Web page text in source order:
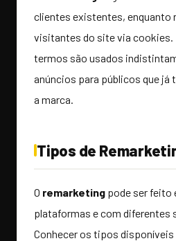
clientes existentes, enquanto
visitantes do site via cookies.
termos são usados
anúncios para públicos que
a marca.
Tipos de
O remarketing pode ser feito
plataformas e com diferentes
Conhecer os tipos disponíveis